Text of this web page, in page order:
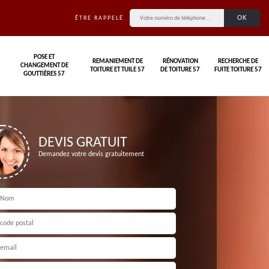
ÊTRE RAPPELÉ
POSE ET
CHANGEMENT DE
GOUTTIÈRES 57
REMANIEMENT DE
TOITURE ET TUILE 57
RÉNOVATION
DE TOITURE 57
RECHERCHE DE
FUITE TOITURE 57
DEVIS GRATUIT
Demandez votre devis gratuitement